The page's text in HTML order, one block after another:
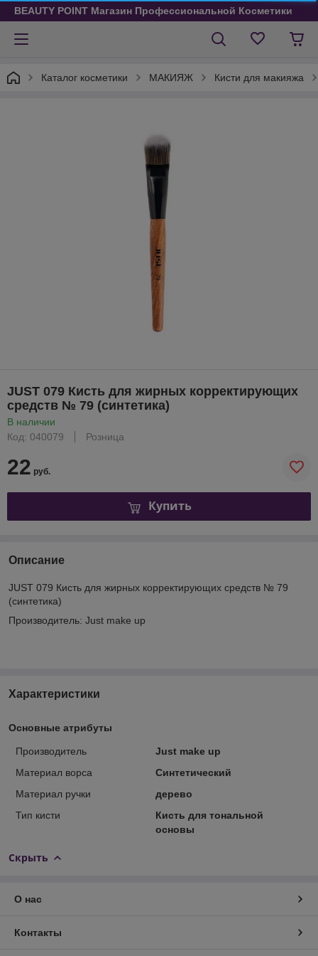
BEAUTY POINT Магазин Профессиональной Косметики
Каталог косметики МАКИЯЖ Кисти для макияжа
JUST 079 Кисть для жирных корректирующих
средств № 79 (синтетика)
В наличии
Код: 040079
Розница
22 руб.
Купить
Описание
JUST 079 Кисть для жирных корректирующих средств № 79
(синтетика)
Производитель: Just make up
Характеристики
Основные атрибуты
Производитель
Just make up
Материал ворса
Синтетический
Материал ручки
дерево
Тип кисти
Кисть для тональной
основы
Скрыть
О нас
Контакты